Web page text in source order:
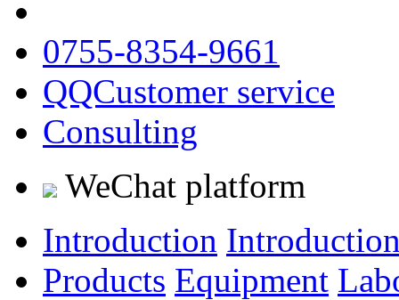
0755-8354-9661
QQCustomer service
Consulting
WeChat platform
Introduction
Products Equipment